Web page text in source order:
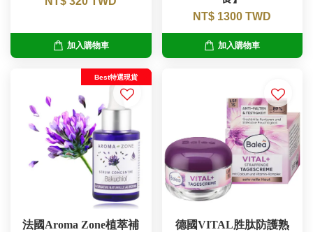
加入購物車
NT$ 1300 TWD
加入購物車
Best特選現貨
法國Aroma Zone植萃補
德國VITAL胜肽防護熟